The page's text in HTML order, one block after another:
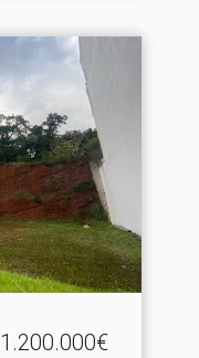
1.200.000€